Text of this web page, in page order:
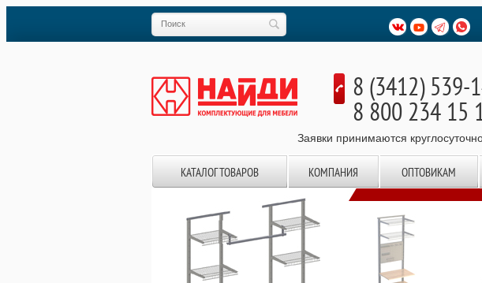
8 (3412) 539-
8 800 234 15
Заявки принимаются
КАТАЛОГ ТОВАРОВ КОМПАНИЯ ОПТОВИКАМ